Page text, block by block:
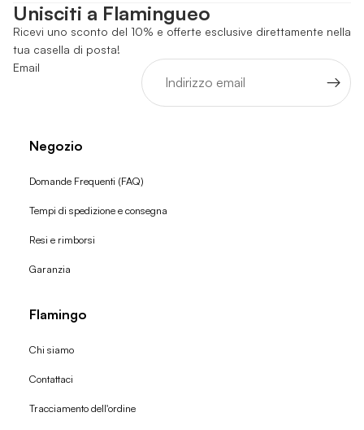
Unisciti a Flamingueo
Ricevi uno sconto del 10% e offerte esclusive direttamente nella
tua casella di posta!
Email
Negozio
Domande Frequenti (FAQ)
Tempi di spedizione e consegna
Resi e rimborsi
Garanzia
Flamingo
Chi siamo
Contattaci
Tracciamento dell'ordine